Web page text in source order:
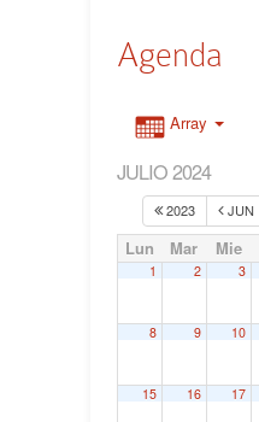
Agenda
Array
JULIO 2024
2023 JUN
Lun Mar Mie
1 2 3
8 9 10
15 16 17